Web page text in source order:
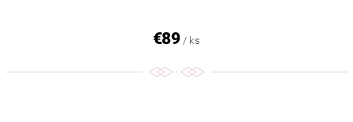
€89 / ks